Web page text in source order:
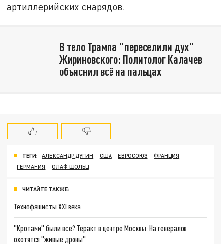
артиллерийских снарядов.
В тело Трампа "переселили дух"
Жириновского: Политолог Калачев
объяснил всё на пальцах
ТЕГИ: АЛЕКСАНДР ДУГИН США ЕВРОСОЮЗ
ФРАНЦИЯ
ГЕРМАНИЯ
ОЛАФ ШОЛЬЦ
ЧИТАЙТЕ ТАКЖЕ:
Технофашисты XXI века
"Кротами" были все? Теракт в центре Москвы: На генералов
охотятся "живые дроны"